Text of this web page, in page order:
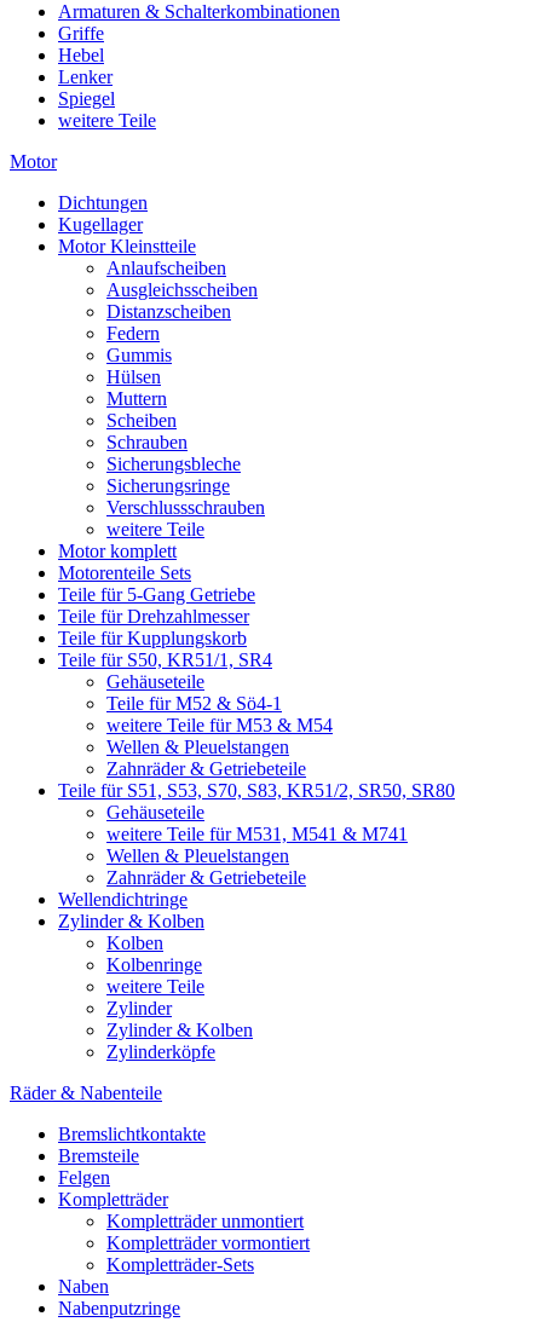
Armaturen & Schalterkombinationen
Griffe
Hebel
Lenker
Spiegel
weitere Teile
Motor
Dichtungen
Kugellager
Motor Kleinstteile
Anlaufscheiben
Ausgleichsscheiben
Distanzscheiben
Federn
Gummis
Hülsen
Muttern
Scheiben
Schrauben
Sicherungsbleche
Sicherungsringe
Verschlussschrauben
weitere Teile
Motor komplett
Motorenteile Sets
Teile für 5-Gang Getriebe
Teile für Drehzahlmesser
Teile für Kupplungskorb
Teile für S50, KR51/1, SR4
Gehäuseteile
Teile für M52 & Sö4-1
weitere Teile für M53 & M54
Wellen & Pleuelstangen
Zahnräder & Getriebeteile
Teile für S51, S53, S70, S83, KR51/2, SR50, SR80
Gehäuseteile
weitere Teile für M531, M541 & M741
Wellen & Pleuelstangen
Zahnräder & Getriebeteile
Wellendichtringe
Zylinder & Kolben
Kolben
Kolbenringe
weitere Teile
Zylinder
Zylinder & Kolben
Zylinderköpfe
Räder & Nabenteile
Bremslichtkontakte
Bremsteile
Felgen
Kompletträder
Kompletträder unmontiert
Kompletträder vormontiert
Kompletträder-Sets
Naben
Nabenputzringe